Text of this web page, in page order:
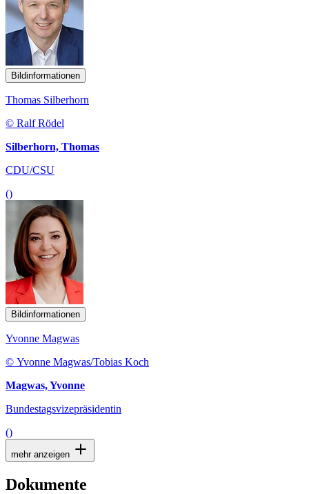
Bildinformationen
Thomas Silberhorn
© Ralf Rödel
Silberhorn, Thomas
CDU/CSU
()
Bildinformationen
Yvonne Magwas
© Yvonne Magwas/Tobias Koch
Magwas, Yvonne
Bundestagsvizepräsidentin
()
mehr anzeigen
Dokumente